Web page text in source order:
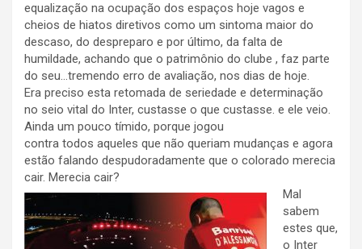
equalização na ocupação dos espaços hoje vagos e
cheios de hiatos diretivos como um sintoma maior do
descaso, do despreparo e por último, da falta de
humildade, achando que o patrimônio do clube , faz parte
do seu…tremendo erro de avaliação, nos dias de hoje.
Era preciso esta retomada de seriedade e determinação
no seio vital do Inter, custasse o que custasse. e ele veio.
Ainda um pouco tímido, porque jogou
contra todos aqueles que não queriam mudanças e agora
estão falando despudoradamente que o colorado merecia
cair. Merecia cair?
Mal
sabem
estes que,
o Inter